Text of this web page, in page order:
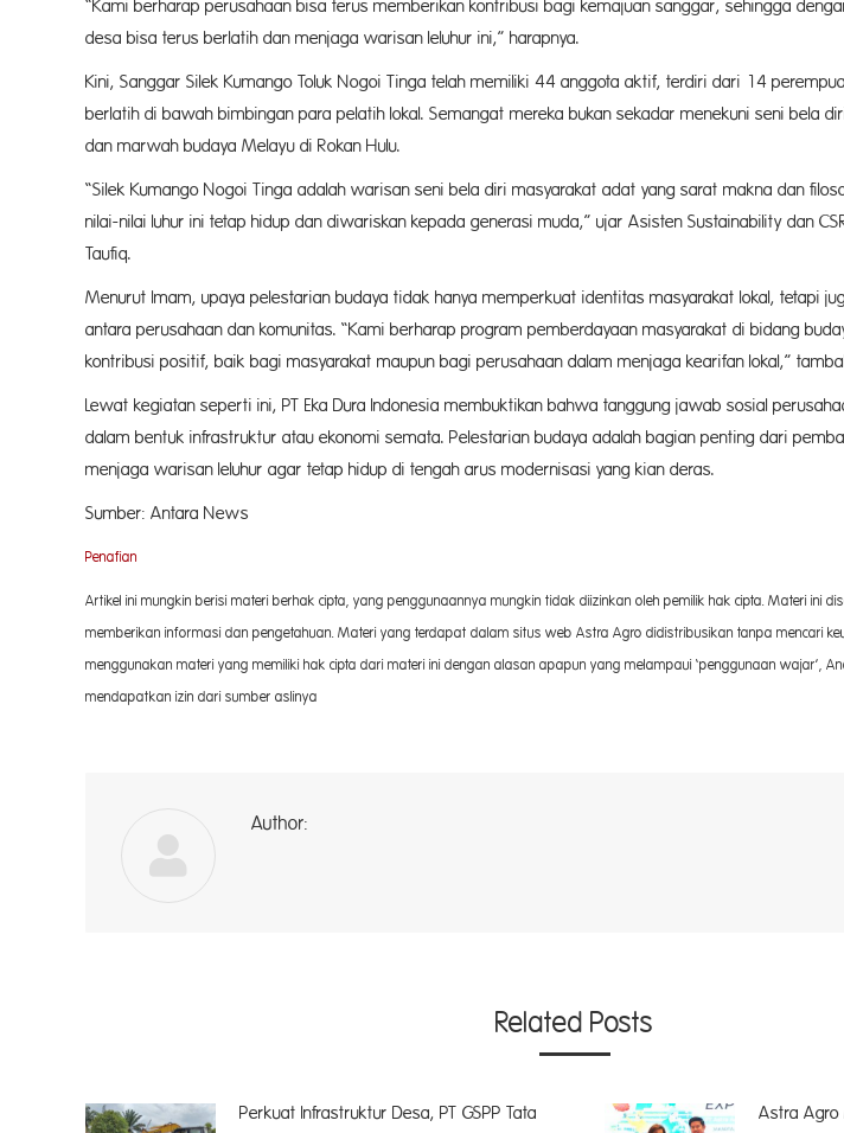
“Kami berharap perusahaan bisa terus memberikan kontribusi bagi kemajuan sanggar, sehingga
desa bisa terus berlatih dan menjaga warisan leluhur ini,” harapnya.
Kini, Sanggar Silek Kumango Toluk Nogoi Tinga telah memiliki 44 anggota aktif, terdiri dari 14
berlatih di bawah bimbingan para pelatih lokal. Semangat mereka bukan sekadar menekuni seni bela
dan marwah budaya Melayu di Rokan Hulu.
“Silek Kumango Nogoi Tinga adalah warisan seni bela diri masyarakat adat yang sarat makna dan
nilai-nilai luhur ini tetap hidup dan diwariskan kepada generasi muda,” ujar Asisten Sustainability dan
Taufiq.
Menurut Imam, upaya pelestarian budaya tidak hanya memperkuat identitas masyarakat lokal, tetapi
antara perusahaan dan komunitas. “Kami berharap program pemberdayaan masyarakat di bidang
kontribusi positif, baik bagi masyarakat maupun bagi perusahaan dalam menjaga kearifan lokal,”
Lewat kegiatan seperti ini, PT Eka Dura Indonesia membuktikan bahwa tanggung jawab sosial
dalam bentuk infrastruktur atau ekonomi semata. Pelestarian budaya adalah bagian penting dari
menjaga warisan leluhur agar tetap hidup di tengah arus modernisasi yang kian deras.
Sumber: Antara News
Penafian
Artikel ini mungkin berisi materi berhak cipta, yang penggunaannya mungkin tidak diizinkan oleh pemilik hak cipta. Materi ini
memberikan informasi dan pengetahuan. Materi yang terdapat dalam situs web Astra Agro didistribusikan tanpa mencari
menggunakan materi yang memiliki hak cipta dari materi ini dengan alasan apapun yang melampaui ‘penggunaan wajar’,
mendapatkan izin dari sumber aslinya
Author:
Related Posts
Perkuat Infrastruktur Desa, PT GSPP Tata
Astra Agro